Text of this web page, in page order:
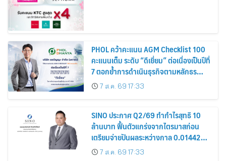
PHOL คว้าคะแนน AGM Checklist 100
คะแนนเต็ม ระดับ “ดีเยี่ยม” ต่อเนื่องเป็นปีที่
7 ตอกย้ำการดำเนินธุรกิจตามหลักธร
รมาภิบาล โปร่งใส สร้างความเชื่อมั่นผู้ถือ
หุ้น
7 ส.ค. 69 17:33
SINO ประกาศ Q2/69 ทำกำไรสุทธิ 10
ล้านบาท ฟื้นตัวแกร่งจากไตรมาสก่อน
เตรียมจ่ายปันผลระหว่างกาล 0.014423
บาทต่อหุ้น ครึ่งปีหลังมุ่งเติบโตต่อเนื่อง
7 ส.ค. 69 17:33